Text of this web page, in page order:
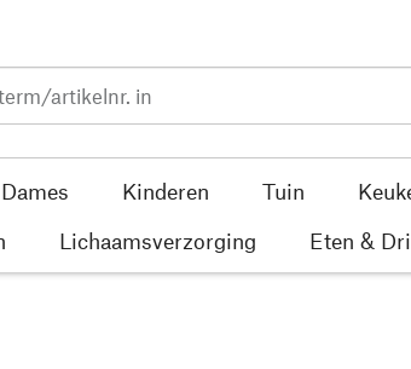
Dames Kinderen Tuin
Lichaamsverzorging Eten &